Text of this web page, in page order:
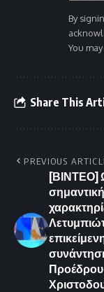
By
You
Share This
PREVIOUS
[ΒΙΝΤΕΟ]
Προέδρου